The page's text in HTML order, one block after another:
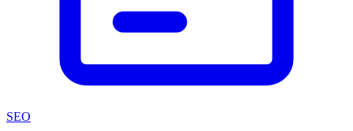
SEO